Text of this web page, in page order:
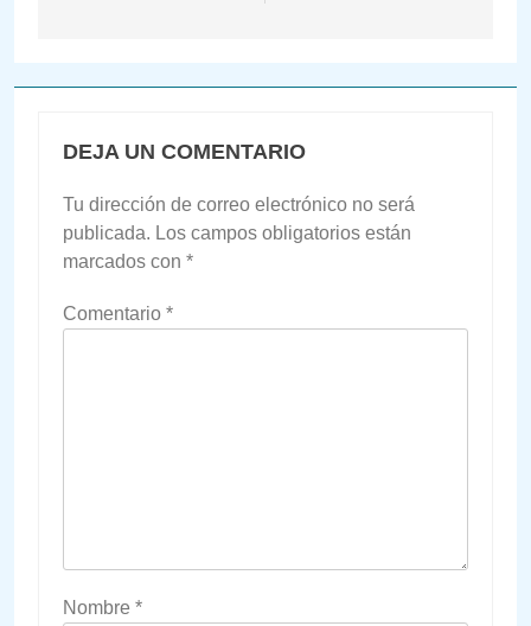
DEJA UN COMENTARIO
Tu dirección de correo electrónico no será
publicada. Los campos obligatorios están
marcados con *
Comentario *
Nombre *